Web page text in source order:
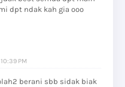
dpt ndak kah gia ooo
PM
berani sbb sidak biak